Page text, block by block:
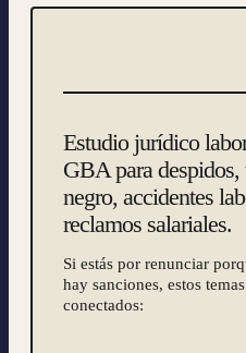
Estudio jurídico
GBA para despidos,
negro, accidentes
reclamos salariales.
Si estás por renunciar
hay sanciones, estos
conectados: